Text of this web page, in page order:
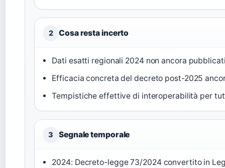
2 Cosa resta incerto
Dati esatti regionali 2024 non ancora
Efficacia concreta del decreto post-2025
Tempistiche effettive di interoperabilità per
3 Segnale temporale
2024: Decreto-legge 73/2024 convertito in